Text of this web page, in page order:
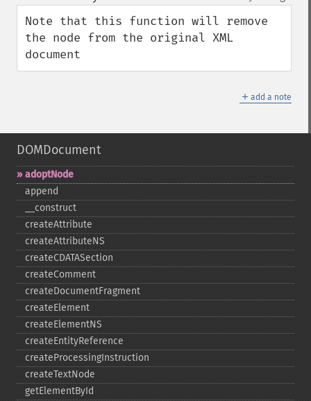
down
Note that this function will remove
the node from the original XML
document
＋ add a note
DOMDocument
adoptNode
append
_​_​construct
createAttribute
createAttributeNS
createCDATASection
createComment
createDocumentFragment
createElement
createElementNS
createEntityReference
createProcessingInstruction
createTextNode
getElementById